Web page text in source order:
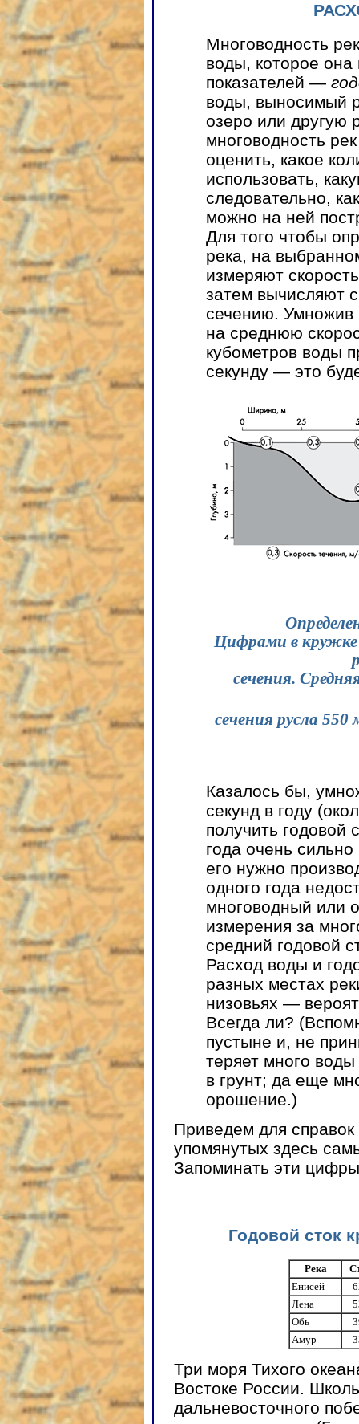
Многоводность
воды, которое
показателей —
воды, выносимый
озеро или другую
многоводность
оценить, какое
использовать,
следовательно,
можно на ней
Для того чтобы
река, на
измеряют
затем вычисляют
сечению. Умножив
на среднюю
кубометров воды
секунду — это
Цифрами в кружке
сечения.
сечения русла 550
Казалось бы,
секунд в году
получить годовой
года очень
его нужно
одного года
многоводный или
измерения за
средний годовой
Расход воды и
разных местах
низовьях —
Всегда ли?
пустыне и, не
теряет много
в грунт; да еще
орошение.)
Приведем для
упомянутых здесь
Запоминать эти
Годовой сток
Река
Енисей
Лена
Обь
Амур
Три моря Тихого
Востоке России.
дальневосточного